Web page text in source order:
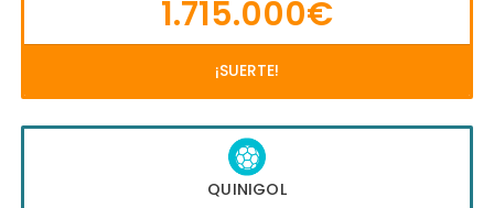
1.715.000€
¡SUERTE!
QUINIGOL